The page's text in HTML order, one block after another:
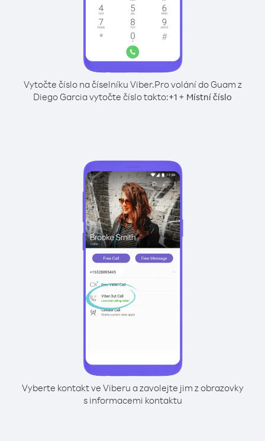
Vytočte číslo na číselníku Viber.Pro volání do Guam z
Diego Garcia vytočte číslo takto:+1 + Místní číslo
Vyberte kontakt ve Viberu a zavolejte jim z obrazovky
s informacemi kontaktu